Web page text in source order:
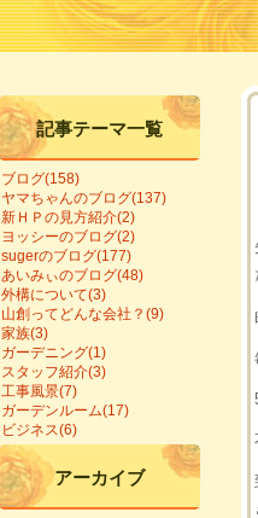
記事テーマ一覧
ブログ(158)
ヤマちゃんのブログ(137)
新ＨＰの見方紹介(2)
ヨッシーのブログ(2)
sugerのブログ(177)
あいみぃのブログ(48)
外構について(3)
山創ってどんな会社？(9)
家族(3)
ガーデニング(1)
スタッフ紹介(3)
工事風景(7)
ガーデンルーム(17)
ビジネス(6)
アーカイブ